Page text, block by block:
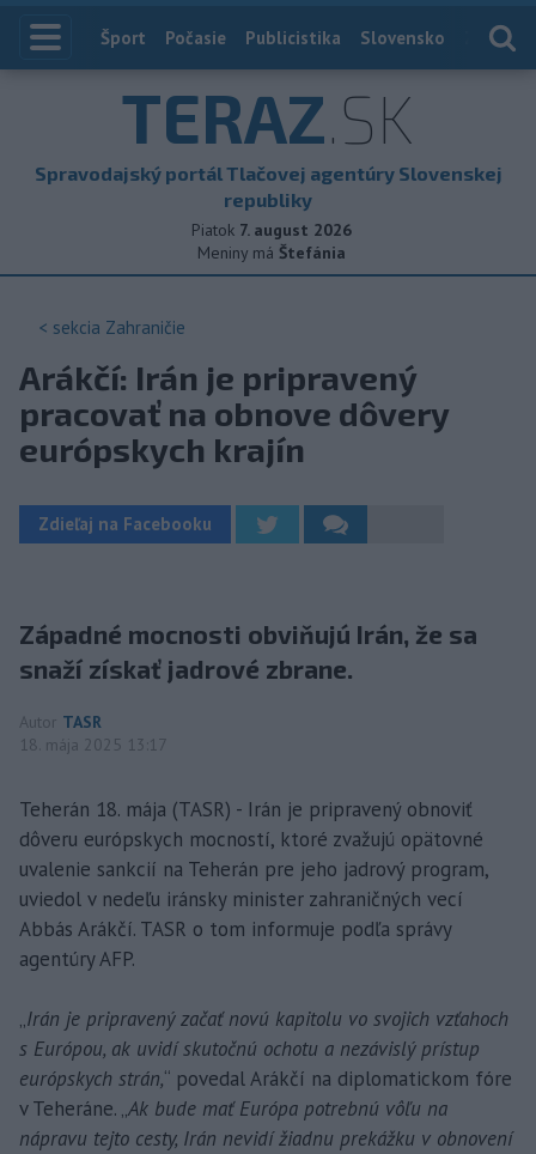
Index
Šport Počasie Publicistika Slovensko
TERAZ.SK
Spravodajský portál Tlačovej agentúry Slovenskej
republiky
Piatok 7. august 2026
Meniny má Štefánia
< sekcia Zahraničie
Arákčí: Irán je pripravený
pracovať na obnove dôvery
európskych krajín
Zdieľaj na Facebooku
Západné mocnosti obviňujú Irán, že sa
snaží získať jadrové zbrane.
Autor TASR
18. mája 2025 13:17
Teherán 18. mája (TASR) - Irán je pripravený obnoviť
dôveru európskych mocností, ktoré zvažujú opätovné
uvalenie sankcií na Teherán pre jeho jadrový program,
uviedol v nedeľu iránsky minister zahraničných vecí
Abbás Arákčí. TASR o tom informuje podľa správy
agentúry AFP.
„Irán je pripravený začať novú kapitolu vo svojich vzťahoch
s Európou, ak uvidí skutočnú ochotu a nezávislý prístup
európskych strán,“ povedal Arákčí na diplomatickom fóre
v Teheráne. „Ak bude mať Európa potrebnú vôľu na
nápravu tejto cesty, Irán nevidí žiadnu prekážku v obnovení